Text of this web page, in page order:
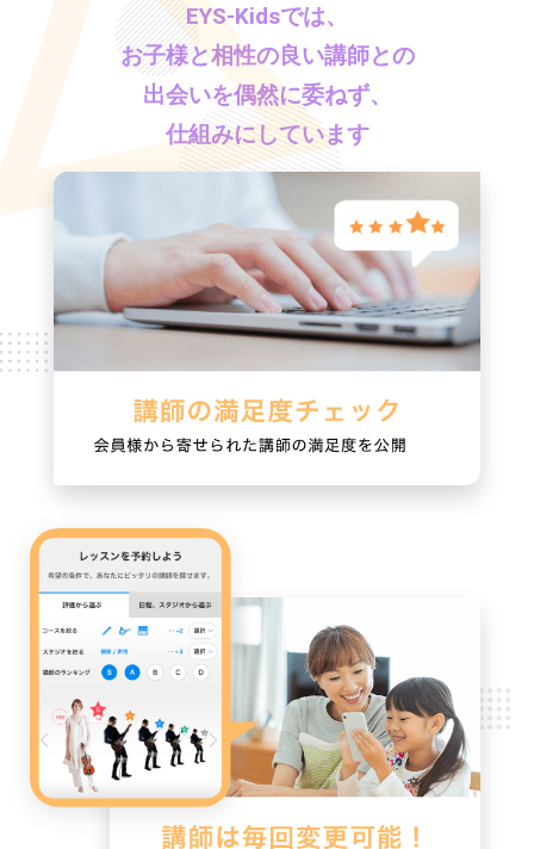
EYS-Kidsでは、
お子様と相性の良い講師との
出会いを偶然に委ねず、
仕組みにしています